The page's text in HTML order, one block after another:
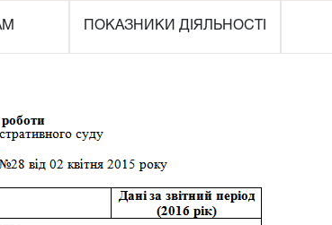
ПОКАЗНИКИ ДІЯЛЬНОСТІ